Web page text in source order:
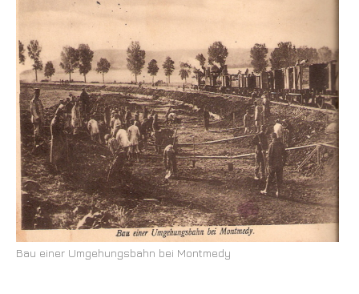
Bau einer Umgehungsbahn bei Montmedy